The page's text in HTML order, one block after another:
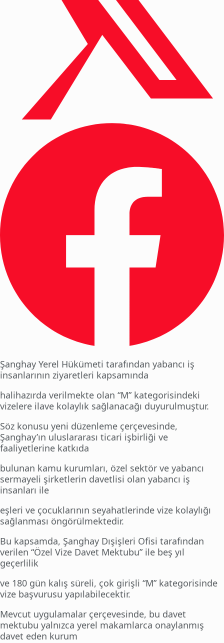
Şanghay Yerel Hükümeti tarafından yabancı iş
insanlarının ziyaretleri kapsamında
halihazırda verilmekte olan “M” kategorisindeki
vizelere ilave kolaylık sağlanacağı duyurulmuştur.
Söz konusu yeni düzenleme çerçevesinde,
Şanghay’ın uluslararası ticari işbirliği ve
faaliyetlerine katkıda
bulunan kamu kurumları, özel sektör ve yabancı
sermayeli şirketlerin davetlisi olan yabancı iş
insanları ile
eşleri ve çocuklarının seyahatlerinde vize kolaylığı
sağlanması öngörülmektedir.
Bu kapsamda, Şanghay Dışişleri Ofisi tarafından
verilen “Özel Vize Davet Mektubu” ile beş yıl
geçerlilik
ve 180 gün kalış süreli, çok girişli “M” kategorisinde
vize başvurusu yapılabilecektir.
Mevcut uygulamalar çerçevesinde, bu davet
mektubu yalnızca yerel makamlarca onaylanmış
davet eden kurum